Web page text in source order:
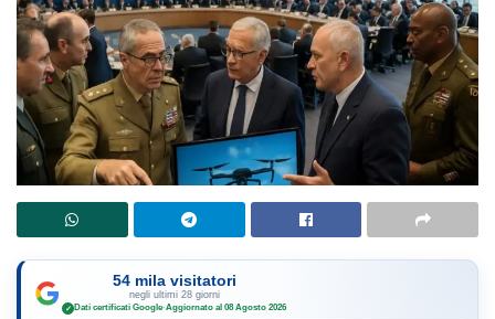
54 mila visitatori
negli ultimi 28 giorni
✓ Dati certificati Google·Aggiornato al 08 Agosto 2026